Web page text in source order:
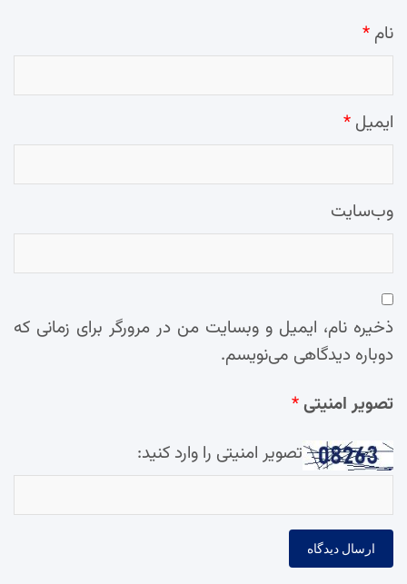
نام *
ایمیل *
وب‌سایت
ذخیره نام، ایمیل و وبسایت من در مرورگر برای زمانی که
دوباره دیدگاهی می‌نویسم.
تصویر امنیتی*
تصویر امنیتی را وارد کنید: